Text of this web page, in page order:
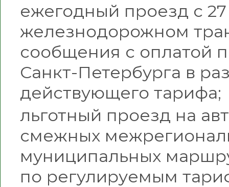
ежегодный проезд с
железнодорожном
сообщения с оплатой
Санкт-Петербурга в
действующего тарифа;
льготный проезд на
смежных
муниципальных
по регулируемым